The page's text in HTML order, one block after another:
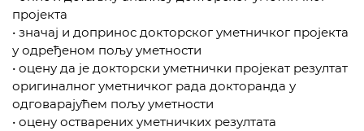
пројекта
• значај и допринос докторског уметничког пројекта
у одређеном пољу уметности
• оцену да је докторски уметнички пројекат резултат
оригиналног уметничког рада докторанда у
одговарајућем пољу уметности
• оцену остварених уметничких резултата